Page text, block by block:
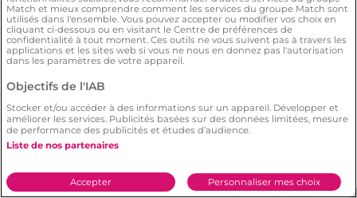
3 minutes
Rencontre à Istres
Lauraine
J'ai une amie qui a trouvé l'âme-soeur sur
Meetic.
Match et mieux comprendre comment les services du groupe Match sont
utilisés dans l'ensemble. Vous pouvez accepter ou modifier vos choix en
cliquant ci-dessous ou en visitant le Centre de préférences de
confidentialité à tout moment. Ces outils ne vous suivent pas à travers les
applications et les sites web si vous ne nous en donnez pas l'autorisation
dans les paramètres de votre appareil.
Objectifs de l'IAB
Stocker et/ou accéder à des informations sur un appareil. Développer et
améliorer les services. Publicités basées sur des données limitées, mesure
de performance des publicités et études d’audience.
Liste de nos partenaires
Personnaliser mes choix
Accepter